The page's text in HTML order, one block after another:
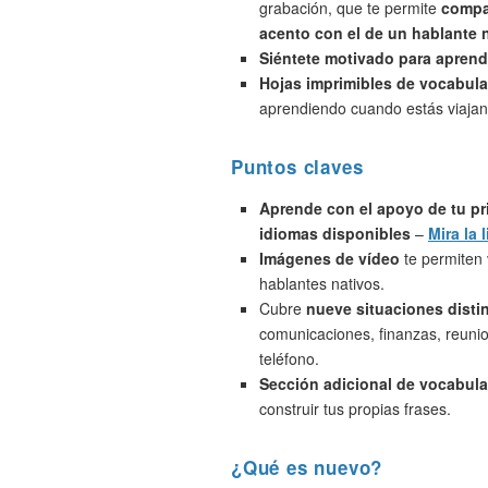
grabación, que te permite
acento con el de un hablante
Siéntete motivado para
Hojas imprimibles de
aprendiendo cuando estás
Puntos claves
Aprende con el apoyo de tu
idiomas disponibles – Mira la
Imágenes de vídeo te permiten
hablantes nativos.
Cubre nueve situaciones
comunicaciones, finanzas,
teléfono.
Sección adicional de
construir tus propias frases.
¿Qué es nuevo?